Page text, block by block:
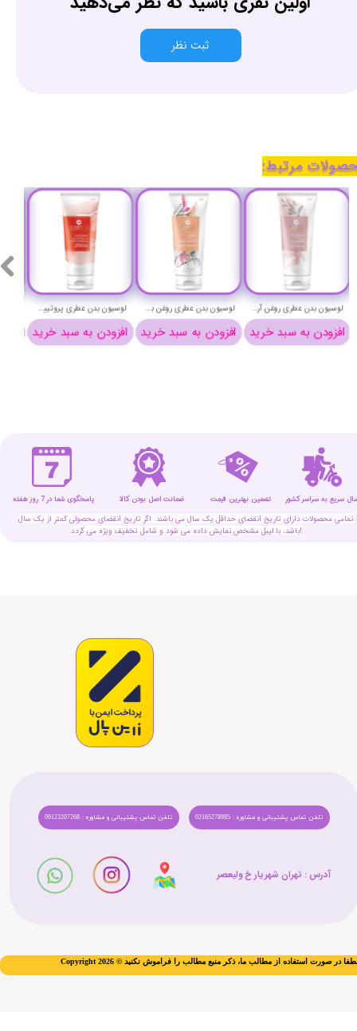
ثبت نظر
لوسیون بدن عطری پروتیین شیر و موم عسل با رایحه نارسیسو پودری از نارسیسو رودریگز پوتنزا حچم 250 میلی لیتر - POTENZA PERFUME BODY LOTION
افزودن به سبد خرید
لوسیون بدن عطری روغن بوریتی و کیوتن با رایحه لی امپریو آرمانی پوتنزا حچم 250 میلی لیتر - POTENZA PERFUME BODY LOTION
افزودن به سبد خرید
لوسیون بدن عطری روغن آرگان با رایحه زن شیسیدو پوتنزا حچم 250 میلی لیتر - POTENZA PERFUME BODY LOTION
افزودن به سبد خرید
مرتبط:
تمامی محصولات دارای تاریخ انقضای حداقل یک سال می باشند. اگر تاریخ انقضای محصولی کمتر از یک سال
باشد، با لیبل مشخص نمایش داده می شود و شامل تخفیف ویژه می گردد!
ضمانت اصل بودن کالا تضمین بهترین قیمت پاسخگوی شما در 7 روز هفته سریع به سراسر کشور
تلفن تماس پشتیبانی و مشاوره : 09123207268 تلفن تماس پشتیبانی و مشاوره : 02165278985
آدرس : تهران شهریار خ ولیعصر​​​​​​​